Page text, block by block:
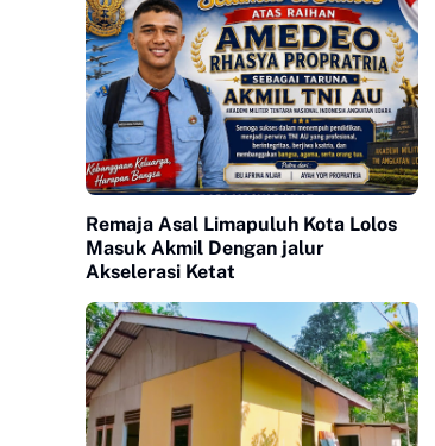
Remaja Asal Limapuluh Kota Lolos
Masuk Akmil Dengan jalur
Akselerasi Ketat